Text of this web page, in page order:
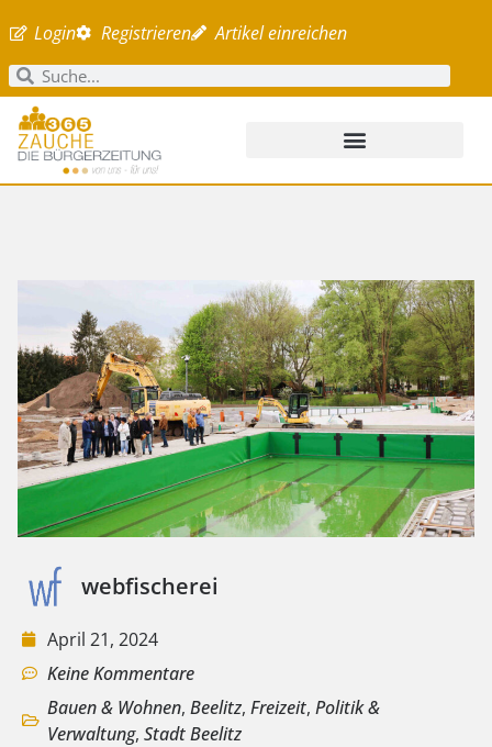
Login Registrieren Artikel einreichen
webfischerei
April 21, 2024
Keine Kommentare
Bauen & Wohnen, Beelitz, Freizeit, Politik &
Verwaltung, Stadt Beelitz